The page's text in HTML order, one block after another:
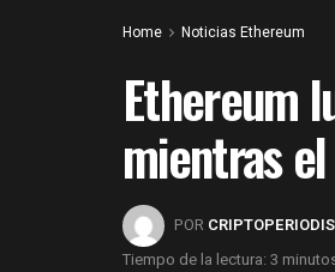
Home Noticias Ethereum
Ethereum
mientras
POR
Tiempo de la lectura: 3